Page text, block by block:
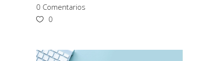
0 Comentarios
0